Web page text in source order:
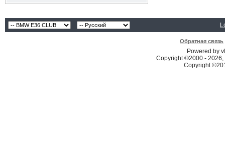
Обратная связь
Powered by
Copyright ©2000 -
Copyright